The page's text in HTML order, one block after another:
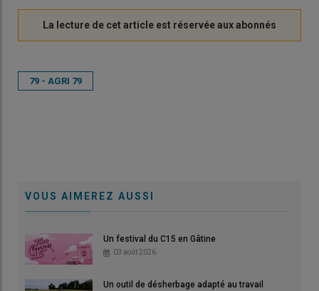
79 - AGRI 79
VOUS AIMEREZ AUSSI
Un festival du C15 en Gâtine
03 août 2026
Un outil de désherbage adapté au travail